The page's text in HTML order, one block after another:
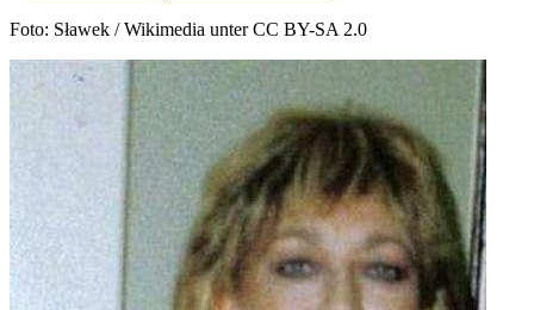
Foto: Sławek / Wikimedia unter CC BY-SA 2.0